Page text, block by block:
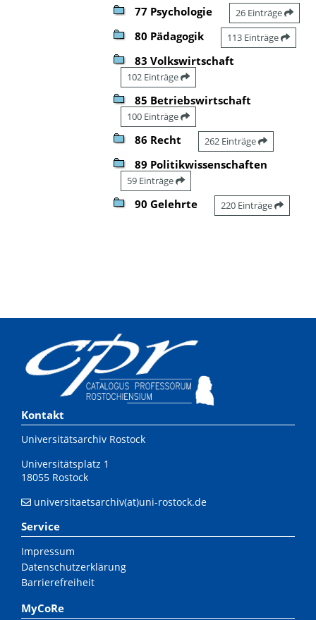
77 Psychologie 26 Einträge
80 Pädagogik 113 Einträge
83 Volkswirtschaft
102 Einträge
85 Betriebswirtschaft
100 Einträge
86 Recht 262 Einträge
89 Politikwissenschaften
59 Einträge
90 Gelehrte 220 Einträge
Kontakt
Universitätsarchiv Rostock
Universitätsplatz 1
18055 Rostock
universitaetsarchiv(at)uni-rostock.de
Service
Impressum
Datenschutzerklärung
Barrierefreiheit
MyCoRe